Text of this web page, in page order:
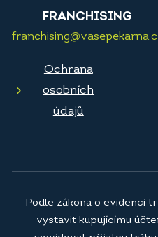
FRANCHISING
Ochrana
osobních
údajů
Podle zákona o evidenci
vystavit kupujícímu